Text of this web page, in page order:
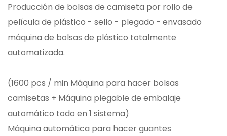
Producción de bolsas de camiseta por rollo de
película de plástico - sello - plegado - envasado
máquina de bolsas de plástico totalmente
automatizada.
(1600 pcs / min Máquina para hacer bolsas
camisetas + Máquina plegable de embalaje
automático todo en 1 sistema)
Máquina automática para hacer guantes